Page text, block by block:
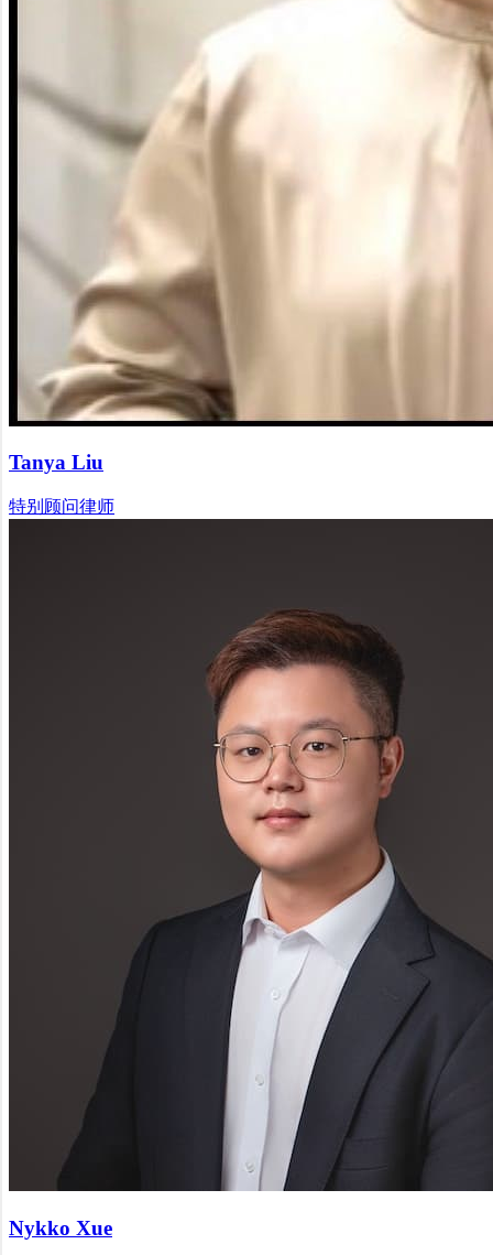
Tanya Liu
特别顾问律师
Nykko Xue